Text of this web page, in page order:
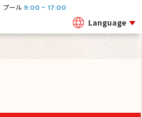
プール 9:00 ~ 17:00
Language